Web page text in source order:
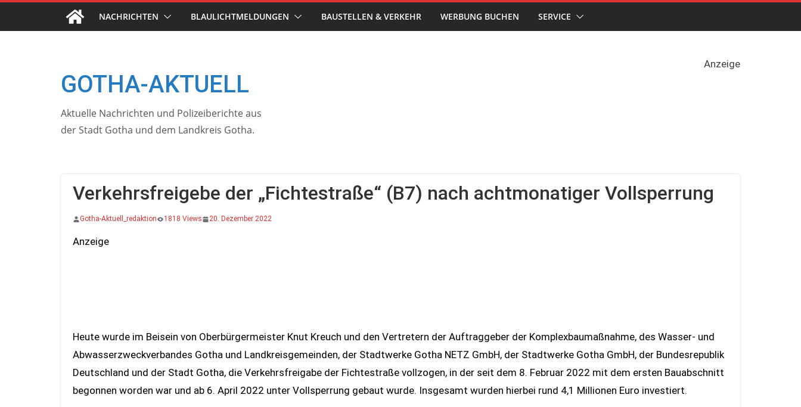
GOTHA-AKTUELL
Aktuelle Nachrichten und Polizeiberichte aus
der Stadt Gotha und dem Landkreis Gotha.
Anzeige
NACHRICHTEN BLAULICHTMELDUNGEN BAUSTELLEN & VERKEHR WERBUNG BUCHEN SERVICE
Verkehrsfreigebe der „Fichtestraße“ (B7) nach achtmonatiger Vollsperrung
Gotha-Aktuell_redaktion 1818 Views 20. Dezember 2022
Anzeige
Heute wurde im Beisein von Oberbürgermeister Knut Kreuch und den Vertretern der Auftraggeber der Komplexbaumaßnahme, des Wasser- und
Abwasserzweckverbandes Gotha und Landkreisgemeinden, der Stadtwerke Gotha NETZ GmbH, der Stadtwerke Gotha GmbH, der Bundesrepublik
Deutschland und der Stadt Gotha, die Verkehrsfreigabe der Fichtestraße vollzogen, in der seit dem 8. Februar 2022 mit dem ersten Bauabschnitt
begonnen worden war und ab 6. April 2022 unter Vollsperrung gebaut wurde. Insgesamt wurden hierbei rund 4,1 Millionen Euro investiert.